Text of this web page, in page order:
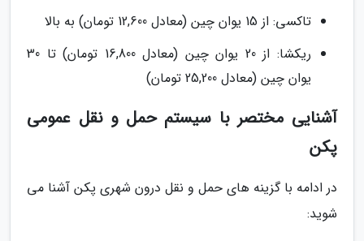
تاکسی: از 15 یوان چین (معادل 12,600 تومان) به بالا
ریکشا: از 20 یوان چین (معادل 16,800 تومان) تا 30
یوان چین (معادل 25,200 تومان)
آشنایی مختصر با سیستم حمل و نقل عمومی
پکن
در ادامه با گزینه های حمل و نقل درون شهری پکن آشنا می
شوید: